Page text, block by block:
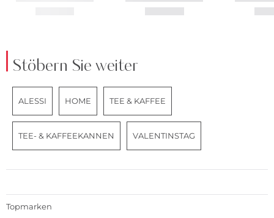
Stöbern Sie weiter
ALESSI HOME TEE & KAFFEE
TEE- & KAFFEEKANNEN VALENTINSTAG
Topmarken